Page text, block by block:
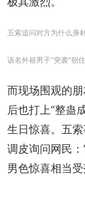
五索追问对方为什么身
该名外籍男子“突袭”朝
而现场围观的
后也打上“整蛊
生日惊喜。五索
调皮询问网民
男色惊喜相当受